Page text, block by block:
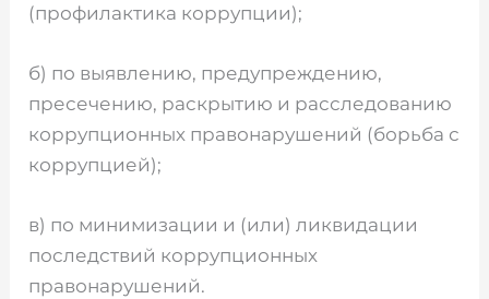
(профилактика коррупции);
б) по выявлению, предупреждению,
пресечению, раскрытию и расследованию
коррупционных правонарушений (борьба с
коррупцией);
в) по минимизации и (или) ликвидации
последствий коррупционных
правонарушений.